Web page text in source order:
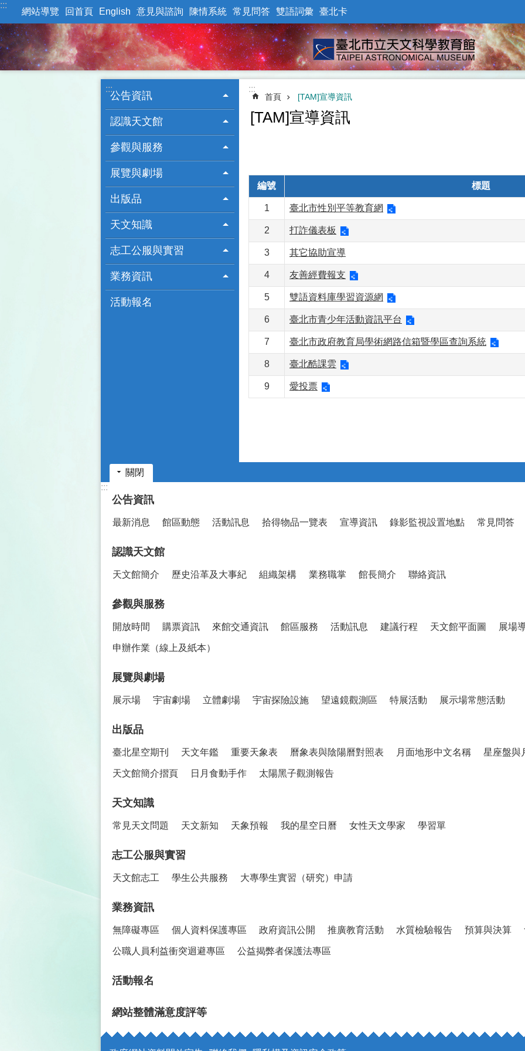
跳到主要內容區塊
:::
網站導覽 回首頁 English 意見與諮詢 陳情系統 常見問答 雙語詞彙 臺北卡
:::
公告資訊
認識天文館
參觀與服務
展覽與劇場
出版品
天文知識
志工公服與實習
業務資訊
活動報名
:::
首頁 [TAM]宣導資訊
[TAM]宣導資訊
編號 標題
1 臺北市性別平等教育網
2 打詐儀表板
3 其它協助宣導
4 友善經費報支
5 雙語資料庫學習資源網
6 臺北市青少年活動資訊平台
7 臺北市政府教育局學術網路信箱暨學區查詢系統
8 臺北酷課雲
9 愛投票
關閉
:::
公告資訊
最新消息 館區動態 活動訊息 拾得物品一覽表 宣導資訊 錄影監視設置地點 常見問答
認識天文館
天文館簡介 歷史沿革及大事紀 組織架構 業務職掌 館長簡介 聯絡資訊
參觀與服務
開放時間 購票資訊 來館交通資訊 館區服務 活動訊息 建議行程 天文館平面圖 展場
申辦作業（線上及紙本）
展覽與劇場
展示場 宇宙劇場 立體劇場 宇宙探險設施 望遠鏡觀測區 特展活動 展示場常態活動
出版品
臺北星空期刊 天文年鑑 重要天象表 曆象表與陰陽曆對照表 月面地形中文名稱 星座盤與
天文館簡介摺頁 日月食動手作 太陽黑子觀測報告
天文知識
常見天文問題 天文新知 天象預報 我的星空日曆 女性天文學家 學習單
志工公服與實習
天文館志工 學生公共服務 大專學生實習（研究）申請
業務資訊
無障礙專區 個人資料保護專區 政府資訊公開 推廣教育活動 水質檢驗報告 預算與決算
公職人員利益衝突迴避專區 公益揭弊者保護法專區
活動報名
網站整體滿意度評等